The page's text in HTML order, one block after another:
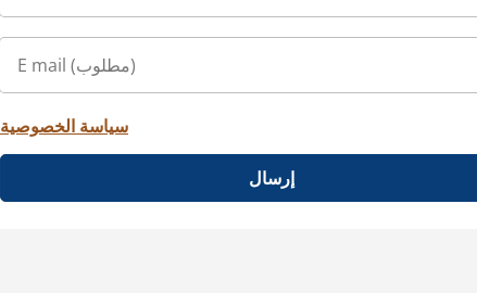
سياسة الخصوصية
إرسال